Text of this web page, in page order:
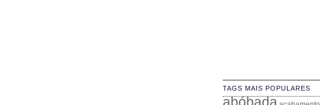
TAGS MAIS POPULARES
abóbada